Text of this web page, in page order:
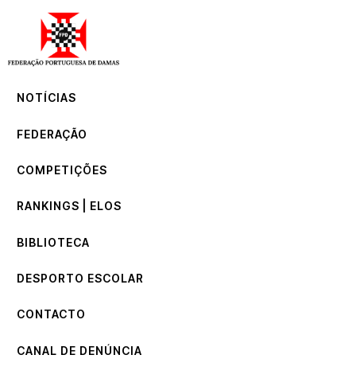
NOTÍCIAS
FEDERAÇÃO
COMPETIÇÕES
RANKINGS | ELOS
BIBLIOTECA
DESPORTO ESCOLAR
CONTACTO
CANAL DE DENÚNCIA